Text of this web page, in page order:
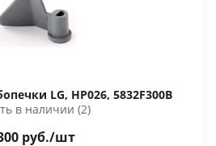
LG, HP026, 5832F300B
в наличии (2)
руб./шт